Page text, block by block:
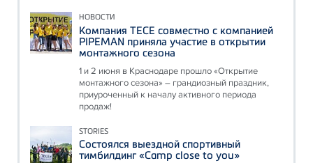
НОВОСТИ
Компания ТЕСЕ совместно с компанией
PIPEMAN приняла участие в открытии
монтажного сезона
1 и 2 июня в Краснодаре прошло «Открытие
монтажного сезона» – грандиозный праздник,
приуроченный к началу активного периода
продаж!
STORIES
Состоялся выездной спортивный
тимбилдинг «Camp close to you»